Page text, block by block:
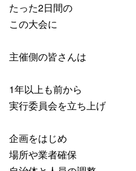
たった2日間の
この大会に
主催側の皆さんは
1年以上も前から
実行委員会を立ち上げ
企画をはじめ
場所や業者確保